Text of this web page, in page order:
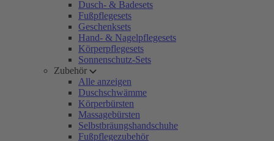
Dusch- & Badesets
Fußpflegesets
Geschenksets
Hand- & Nagelpflegesets
Körperpflegesets
Sonnenschutz-Sets
Zubehör
Alle anzeigen
Duschschwämme
Körperbürsten
Massagebürsten
Selbstbräungshandschuhe
Fußpflegezubehör